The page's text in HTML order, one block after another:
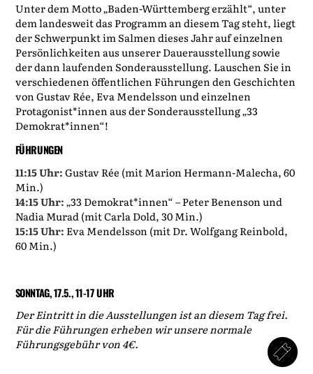
Unter dem Motto „Baden-Württemberg erzählt“, unter
dem landesweit das Programm an diesem Tag steht, liegt
der Schwerpunkt im Salmen dieses Jahr auf einzelnen
Persönlichkeiten aus unserer Dauerausstellung sowie
der dann laufenden Sonderausstellung. Lauschen Sie in
verschiedenen öffentlichen Führungen den Geschichten
von Gustav Rée, Eva Mendelsson und einzelnen
Protagonist*innen aus der Sonderausstellung „33
Demokrat*innen“!
FÜHRUNGEN
11:15 Uhr:Gustav Rée (mit Marion Hermann-Malecha, 60
Min.)
14:15 Uhr:„33 Demokrat*innen“ – Peter Benenson und
Nadia Murad (mit Carla Dold, 30 Min.)
15:15 Uhr: Eva Mendelsson (mit Dr. Wolfgang Reinbold,
60 Min.)
SONNTAG, 17.5., 11-17 UHR
Der Eintritt in die Ausstellungen ist an diesem Tag frei.
Für die Führungen erheben wir unsere normale
Führungsgebühr von 4€.